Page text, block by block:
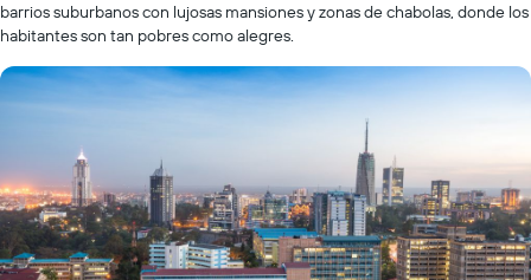
barrios suburbanos con lujosas mansiones y zonas de chabolas, donde los
habitantes son tan pobres como alegres.